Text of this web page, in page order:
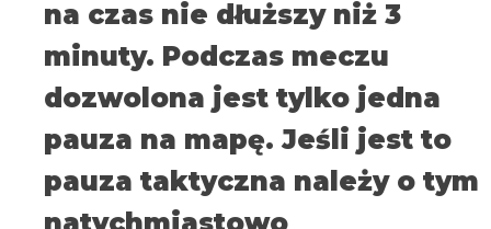
na czas nie dłuższy niż 3
minuty. Podczas meczu
dozwolona jest tylko jedna
pauza na mapę. Jeśli jest to
pauza taktyczna należy o tym